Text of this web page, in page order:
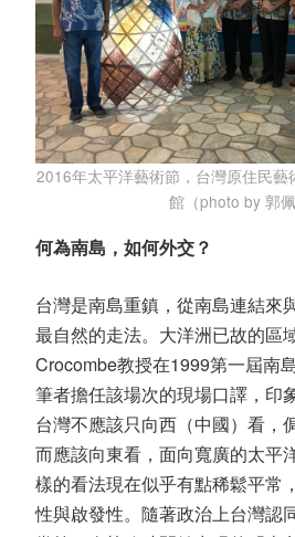
2016年太平洋藝術節，台灣原住民藝
館（photo by 郭佩
何為南島，如何外交？
台灣是南島重鎮，從南島連結來
最自然的走法。大洋洲已故的區
Crocombe教授在1999第一屆南
筆者擔任該場次的現場口譯，印
台灣不應該只向西（中國）看，
而應該向東看，面向寬廣的太平
樣的看法現在似乎有點稀鬆平常
性與啟發性。隨著政治上台灣認